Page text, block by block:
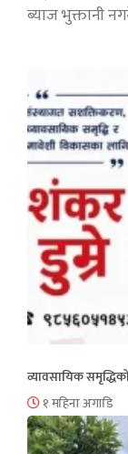
ब्याज भुक्तानी
व्यावसायिक
१ महिना अगाडि